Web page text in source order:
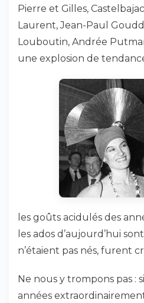
Pierre et Gilles,
Laurent, Jean-Paul
Louboutin, Andrée
une explosion de
les goûts acidulés des
les ados d’aujourd’hui
n’étaient pas nés, furent
Ne nous y trompons pas :
années